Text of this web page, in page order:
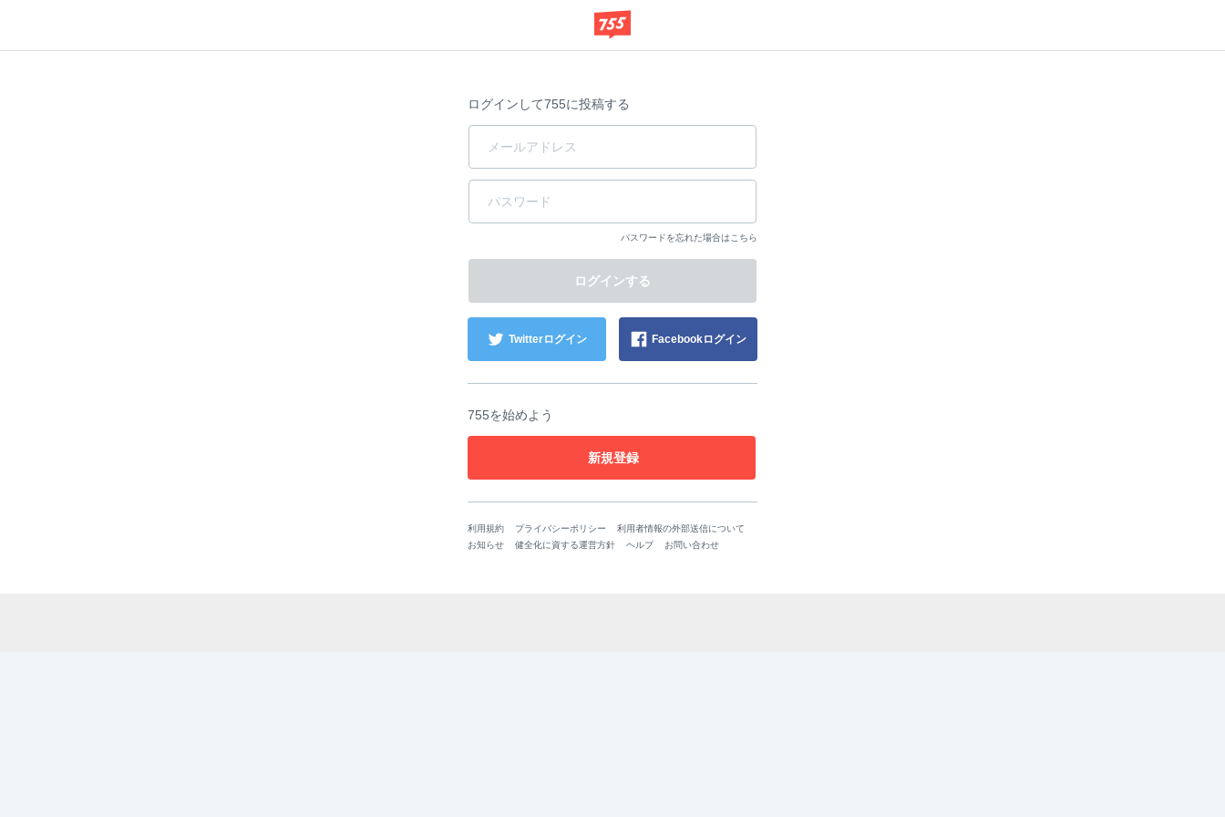
ログインして755に投稿する
パスワードを忘れた場合はこちら
Twitterログイン Facebookログイン
755を始めよう
新規登録
利用規約 プライバシーポリシー
利用者情報の外部送信について
お知らせ
健全化に資する運営方針 ヘルプ お問い合わせ